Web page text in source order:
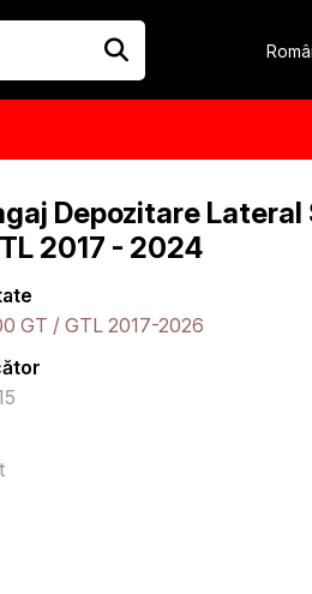
Depozitare Lateral
2017 - 2024
GT / GTL 2017-2026